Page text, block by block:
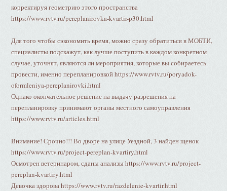
корректируя геометрию этого пространства
https://www.rvtv.ru/pereplanirovka-kvartir-p30.html
Для того чтобы сэкономить время, можно сразу обратиться в МОБТИ,
специалисты подскажут, как лучше поступить в каждом конкретном
случае, уточнят, являются ли мероприятия, которые вы собираетесь
провести, именно перепланировкой https://www.rvtv.ru/poryadok-
oformleniya-pereplanirovki.html
Однако окончательное решение на выдачу разрешения на
перепланировку принимают органы местного самоуправления
https://www.rvtv.ru/articles.html
Внимание! Срочно!!! Во дворе на улице Уездной, 3 найден щенок
https://www.rvtv.ru/project-pereplan-kvartiry.html
Осмотрен ветеринаром, сданы анализы https://www.rvtv.ru/project-
pereplan-kvartiry.html
Девочка здорова https://www.rvtv.ru/razdelenie-kvartir.html